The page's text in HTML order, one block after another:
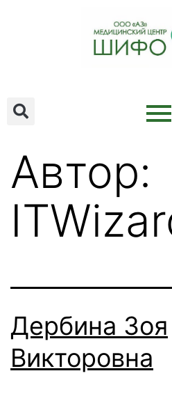
Автор:
Дербина Зоя
Викторовна